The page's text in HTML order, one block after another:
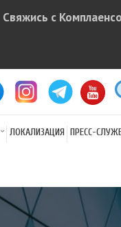
Свяжись с
ЛОКАЛИЗАЦИЯ ПРЕСС-